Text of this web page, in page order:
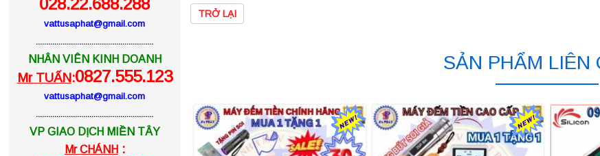
TRỞ LẠI
SẢN PHẨM LIÊN
vattusaphat@gmail.com
.........................................................
NHÂN VIÊN KINH DOANH
Mr TUẤN:0827.555.123
vattusaphat@gmail.com
.........................................................
VP GIAO DỊCH MIỀN TÂY
Mr CHÁNH: